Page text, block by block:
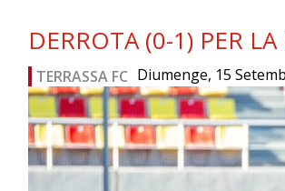
DERROTA (0-1) PER
TERRASSA FC Diumenge, 15